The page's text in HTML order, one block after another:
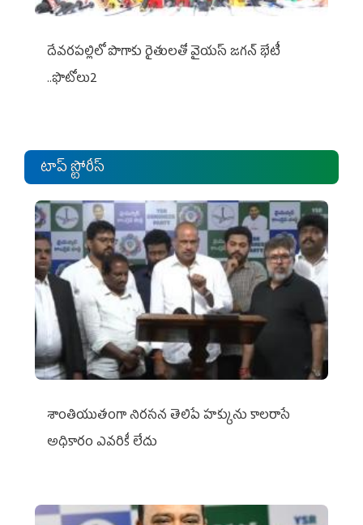
దేవరపల్లిలో పొగాకు రైతులతో వైయస్ జగన్ భేటీ
..ఫొటోలు2
టాప్ స్టోరీస్
శాంతియుతంగా నిరసన తెలిపే హక్కును కాలరాసే
అధికారం ఎవరికీ లేదు